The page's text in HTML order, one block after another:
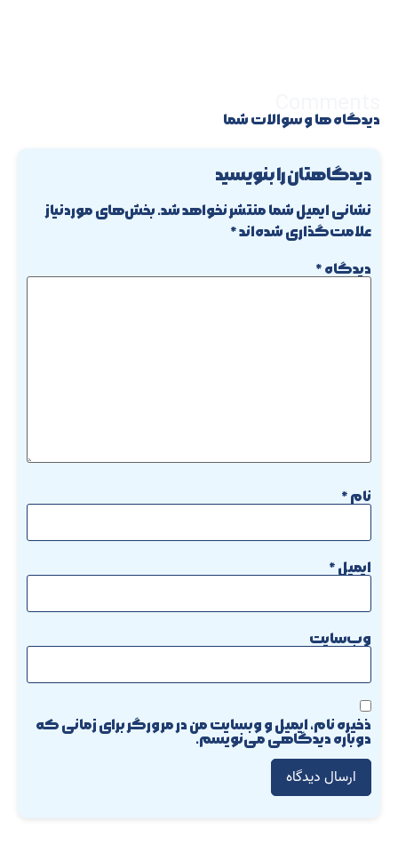
دیدگاه ها و سوالات شما
دیدگاهتان را بنویسید
نشانی ایمیل شما منتشر نخواهد شد.بخش‌های موردنیاز
علامت‌گذاری شده‌اند*
دیدگاه*
نام*
ایمیل*
وب‌سایت
ذخیره نام، ایمیل و وبسایت من در مرورگر برای زمانی که
دوباره دیدگاهی می‌نویسم.